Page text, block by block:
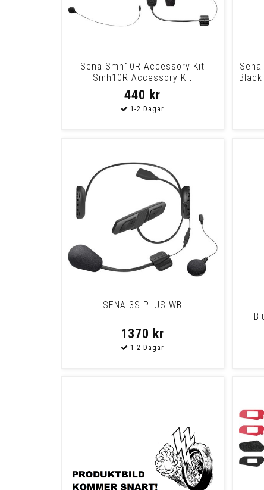
Sena Smh10R Accessory Kit
Smh10R Accessory Kit
440 kr
SENA 3S-PLUS-WB
1370 kr